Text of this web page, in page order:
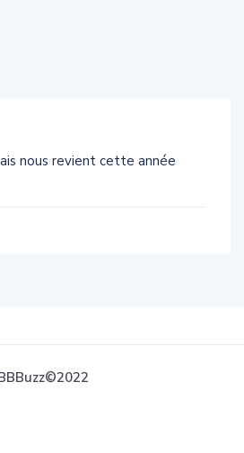
nous revient cette année